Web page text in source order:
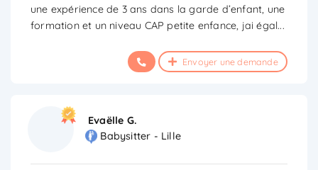
une expérience de 3 ans dans la garde d’enfant, une
formation et un niveau CAP petite enfance, jai égal...
Envoyer une demande
Evaëlle G.
Babysitter - Lille